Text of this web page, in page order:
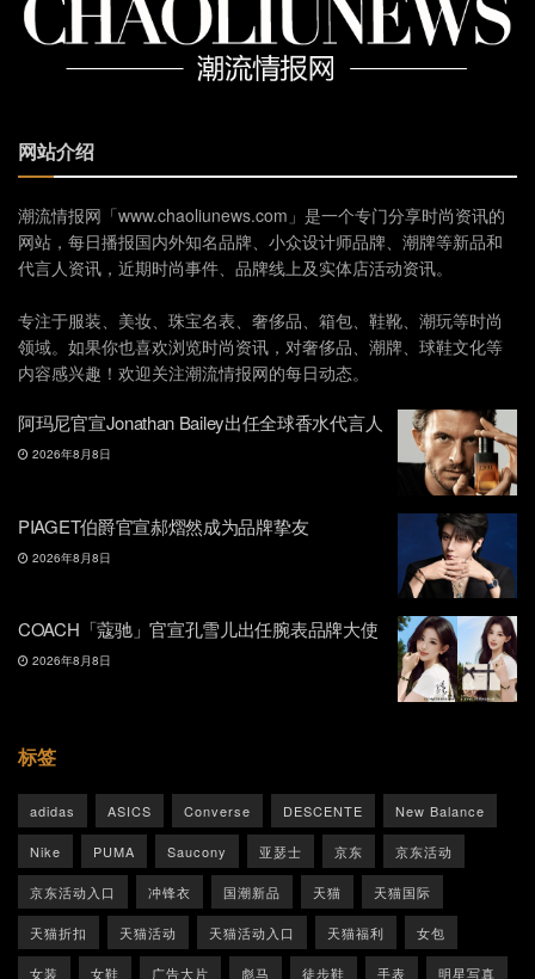
网站介绍
潮流情报网「www.chaoliunews.com」是一个专门分享时尚资讯的
网站，每日播报国内外知名品牌、小众设计师品牌、潮牌等新品和
代言人资讯，近期时尚事件、品牌线上及实体店活动资讯。
专注于服装、美妆、珠宝名表、奢侈品、箱包、鞋靴、潮玩等时尚
领域。如果你也喜欢浏览时尚资讯，对奢侈品、潮牌、球鞋文化等
内容感兴趣！欢迎关注潮流情报网的每日动态。
阿玛尼官宣Jonathan Bailey出任全球香水代言人
2026年8月8日
PIAGET伯爵官宣郝熠然成为品牌挚友
2026年8月8日
COACH「蔻驰」官宣孔雪儿出任腕表品牌大使
2026年8月8日
标签
adidas ASICS Converse DESCENTE New Balance
Nike PUMA Saucony 亚瑟士 京东 京东活动
京东活动入口 冲锋衣 国潮新品 天猫 天猫国际
天猫折扣 天猫活动 天猫活动入口 天猫福利 女包
女装 女鞋 广告大片 彪马 徒步鞋 手表 明星写真